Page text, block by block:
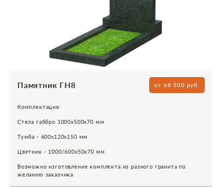
Памятник ГН8 от 68 300 руб.
Комплектация:
Стела габбро 1000х500х70 мм
Тумба - 600х120х150 мм
Цветник - 1000/600х50х70 мм
Возможно изготовление комплекта из разного гранита по
желанию заказчика